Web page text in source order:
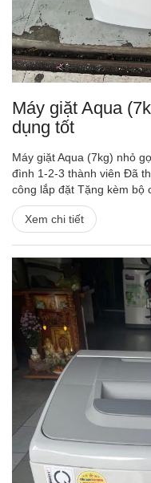
Máy giặt Aqua
dụng tốt
Máy giặt Aqua (7kg) nhỏ
đình 1-2-3 thành viên Đã
công lắp đặt Tặng kèm bộ
Xem chi tiết